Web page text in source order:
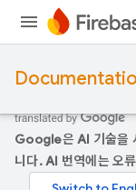
Google은 AI 기술을
니다. AI 번역에는 오